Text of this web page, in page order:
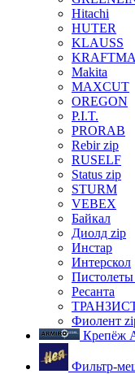
Hitachi
HUTER
KLAUSS
Makita
MAXCUT
OREGON
P.I.T.
PRORAB
Rebir zip
RUSELF
Status zip
STURM
VEBEX
Байкал
Диолд zip
Инстар
Интерскол
Ресанта
Фиолент
Крепёж
Фильтр-